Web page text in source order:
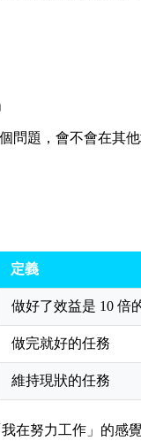
問題，會不會在其
定義
做好了效益是 10 倍
做完就好的任務
維持現狀的任務
在努力工作」的感覺